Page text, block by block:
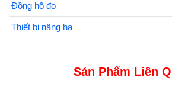
Đồng hồ đo
Thiết bị nâng hạ
Sản Phẩm Liên